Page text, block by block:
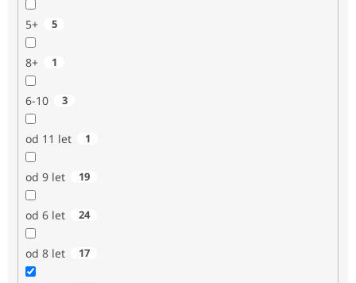
5+ 5
8+ 1
6-10 3
od 11 let 1
od 9 let 19
od 6 let 24
od 8 let 17